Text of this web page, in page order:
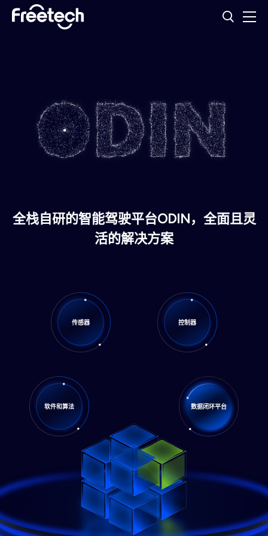
全栈自研的智能驾驶平台ODIN，全面且灵
活的解决方案
软件和算法
传感器 控制器
数据闭环平台